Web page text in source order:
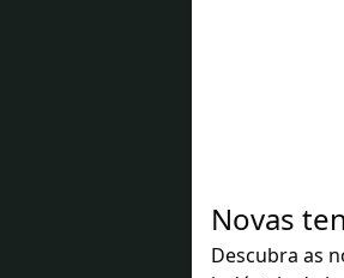
Novas
Descubra as